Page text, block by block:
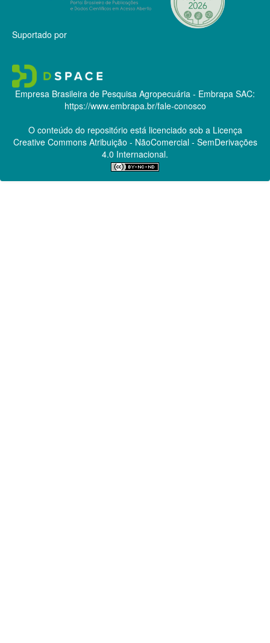
Suportado por
Empresa Brasileira de Pesquisa Agropecuária - Embrapa SAC:
https://www.embrapa.br/fale-conosco
O conteúdo do repositório está licenciado sob a Licença
Creative CommonsAtribuição - NãoComercial - SemDerivações
4.0 Internacional.